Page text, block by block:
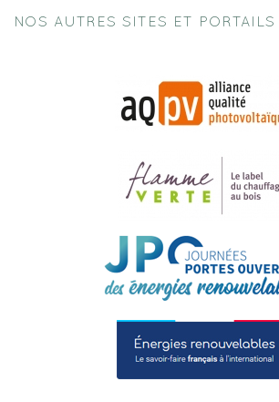
NOS AUTRES SITES ET